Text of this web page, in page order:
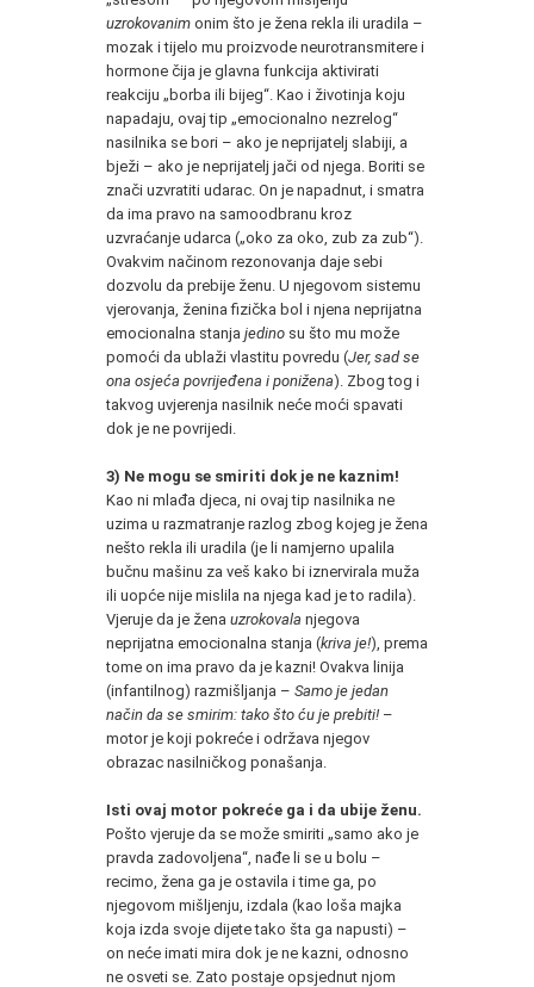
uzrokovanim onim što je žena rekla ili uradila –
mozak i tijelo mu proizvode neurotransmitere i
hormone čija je glavna funkcija aktivirati
reakciju „borba ili bijeg“. Kao i životinja koju
napadaju, ovaj tip „emocionalno nezrelog“
nasilnika se bori – ako je neprijatelj slabiji, a
bježi – ako je neprijatelj jači od njega. Boriti se
znači uzvratiti udarac. On je napadnut, i smatra
da ima pravo na samoodbranu kroz
uzvraćanje udarca („oko za oko, zub za zub“).
Ovakvim načinom rezonovanja daje sebi
dozvolu da prebije ženu. U njegovom sistemu
vjerovanja, ženina fizička bol i njena neprijatna
emocionalna stanja jedino su što mu može
pomoći da ublaži vlastitu povredu (Jer, sad se
ona osjeća povrijeđena i ponižena). Zbog tog i
takvog uvjerenja nasilnik neće moći spavati
dok je ne povrijedi.
3) Ne mogu se smiriti dok je ne kaznim!
Kao ni mlađa djeca, ni ovaj tip nasilnika ne
uzima u razmatranje razlog zbog kojeg je žena
nešto rekla ili uradila (je li namjerno upalila
bučnu mašinu za veš kako bi iznervirala muža
ili uopće nije mislila na njega kad je to radila).
Vjeruje da je žena uzrokovala njegova
neprijatna emocionalna stanja (kriva je!), prema
tome on ima pravo da je kazni! Ovakva linija
(infantilnog) razmišljanja – Samo je jedan
način da se smirim: tako što ću je prebiti! –
motor je koji pokreće i održava njegov
obrazac nasilničkog ponašanja.
Isti ovaj motor pokreće ga i da ubije ženu.
Pošto vjeruje da se može smiriti „samo ako je
pravda zadovoljena“, nađe li se u bolu –
recimo, žena ga je ostavila i time ga, po
njegovom mišljenju, izdala (kao loša majka
koja izda svoje dijete tako šta ga napusti) –
on neće imati mira dok je ne kazni, odnosno
ne osveti se. Zato postaje opsjednut njom